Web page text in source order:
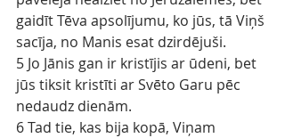
gaidīt Tēva apsolījumu, ko jūs, tā Viņš
sacīja, no Manis esat dzirdējuši.
5 Jo Jānis gan ir kristījis ar ūdeni, bet
jūs tiksit kristīti ar Svēto Garu pēc
nedaudz dienām.
6 Tad tie, kas bija kopā, Viņam